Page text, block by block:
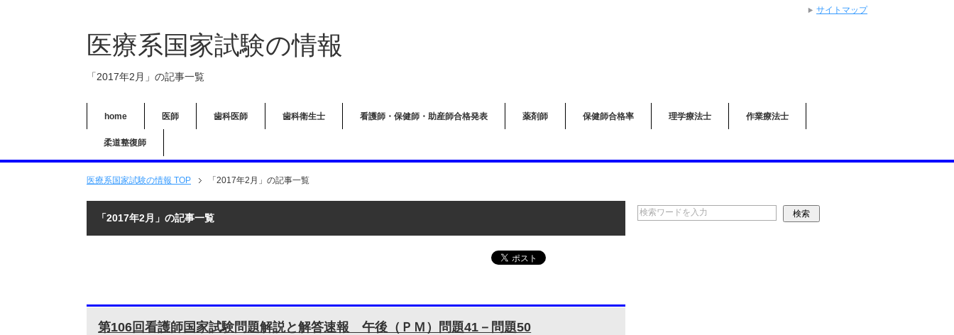
医療系国家試験の情報
「2017年2月」の記事一覧
home 医師 歯科医師 歯科衛生士 看護師・保健師・助産師合格発表 薬剤師 保健師合格率 理学療法士 作業療法士
柔道整復師
医療系国家試験の情報 TOP 「2017年2月」の記事一覧
「2017年2月」の記事一覧
第106回看護師国家試験問題解説と解答速報 午後（ＰＭ）問題41－問題50
サイトマップ